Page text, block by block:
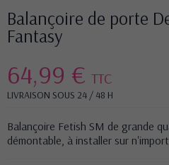
Balançoire de porte
Fantasy
64,99 € TTC
LIVRAISON SOUS 24 / 48 H
Balançoire Fetish SM de grande
démontable, à installer sur